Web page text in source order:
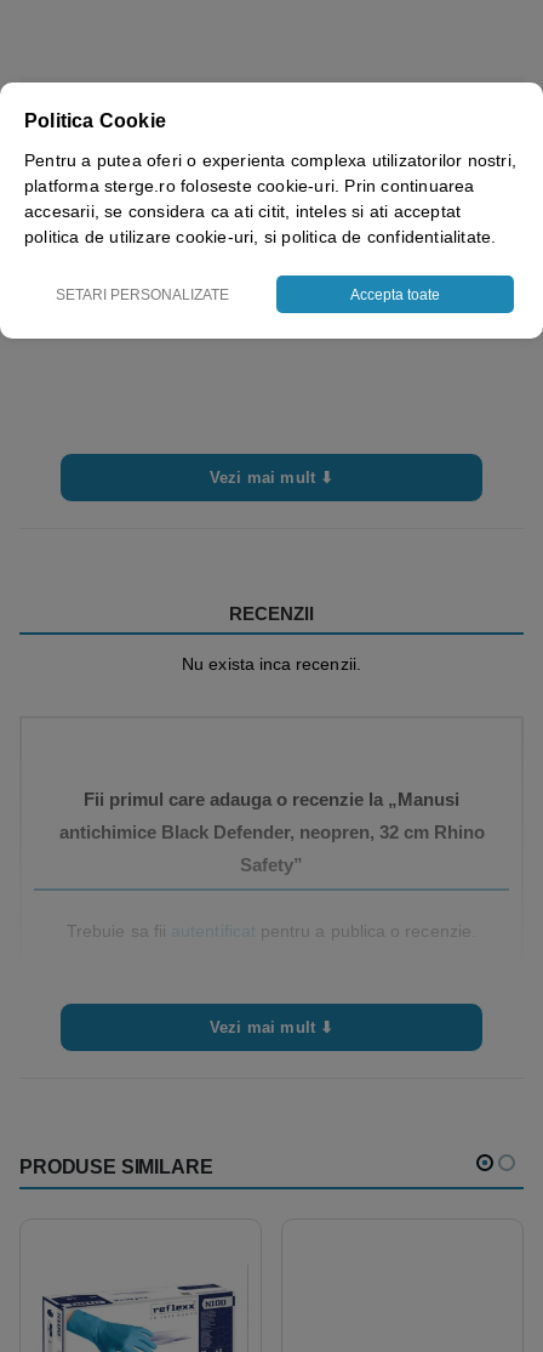
Negru
Brand Rhino Safety
Vezi mai mult ⬇
RECENZII
Nu exista inca recenzii.
Fii primul care adauga o recenzie la „Manusi
antichimice Black Defender, neopren, 32 cm Rhino
Safety”
Trebuie sa fii autentificat pentru a publica o recenzie.
Vezi mai mult ⬇
PRODUSE SIMILARE
Politica Cookie
Pentru a putea oferi o experienta complexa utilizatorilor nostri,
platforma sterge.ro foloseste cookie-uri. Prin continuarea
accesarii, se considera ca ati citit, inteles si ati acceptat
politica de utilizare cookie-uri, si politica de confidentialitate.
SETARI PERSONALIZATE Accepta toate